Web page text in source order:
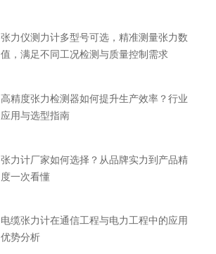
张力仪测力计多型号可选，精准测量张力数
值，满足不同工况检测与质量控制需求
高精度张力检测器如何提升生产效率？行业
应用与选型指南
张力计厂家如何选择？从品牌实力到产品精
度一次看懂
电缆张力计在通信工程与电力工程中的应用
优势分析